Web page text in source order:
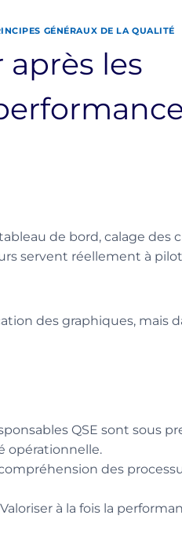
GÉNÉRAUX DE LA QUALITÉ
après les
de bord, calage des
servent réellement à
des graphiques, mais
QSE sont sous
opérationnelle.
des
Valoriser à la fois la